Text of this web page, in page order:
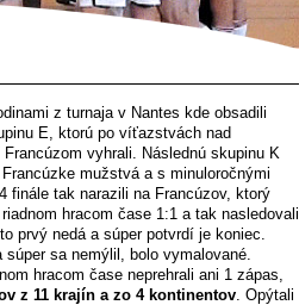
z turnaja v Nantes kde obsadili
E, ktorú po víťazstvách nad
vyhrali. Následnú skupinu K
mužstvá a s minuloročnými
finále tak narazili na Francúzov, ktorý
hracom čase 1:1 a tak nasledovali
prvý nedá a súper potvrdí je koniec.
sa nemýlil, bolo vymalované.
hracom čase neprehrali ani 1 zápas,
z 11 krajín a zo 4 kontinentov. Opýtali